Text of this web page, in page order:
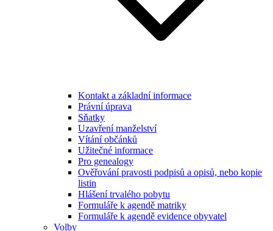
Kontakt a základní informace
Právní úprava
Sňatky
Uzavření manželství
Vítání občánků
Užitečné informace
Pro genealogy
Ověřování pravosti podpisů a opisů, nebo kopie
listin
Hlášení trvalého pobytu
Formuláře k agendě matriky
Formuláře k agendě evidence obyvatel
Volby